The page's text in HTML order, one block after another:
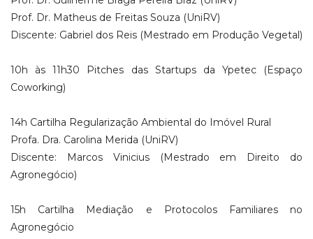
Prof. Dr. Matheus de Freitas Souza (UniRV)
Discente: Gabriel dos Reis (Mestrado em Produção Vegetal)
10h às 11h30 Pitches das Startups da Ypetec (Espaço
Coworking)
14h Cartilha Regularização Ambiental do Imóvel Rural
Profa. Dra. Carolina Merida (UniRV)
Discente: Marcos Vinicius (Mestrado em Direito do
Agronegócio)
15h Cartilha Mediação e Protocolos Familiares no
Agronegócio